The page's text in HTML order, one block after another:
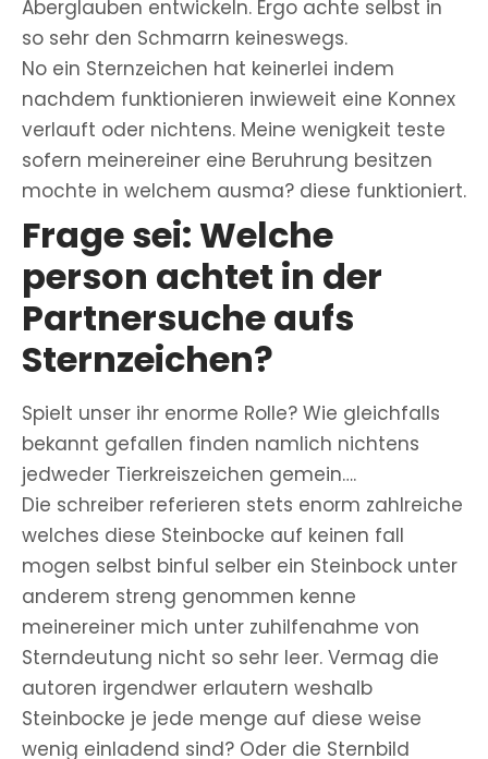
Aberglauben entwickeln. Ergo achte selbst in
so sehr den Schmarrn keineswegs.
No ein Sternzeichen hat keinerlei indem
nachdem funktionieren inwieweit eine Konnex
verlauft oder nichtens. Meine wenigkeit teste
sofern meinereiner eine Beruhrung besitzen
mochte in welchem ausma? diese funktioniert.
Frage sei: Welche
person achtet in der
Partnersuche aufs
Sternzeichen?
Spielt unser ihr enorme Rolle? Wie gleichfalls
bekannt gefallen finden namlich nichtens
jedweder Tierkreiszeichen gemein….
Die schreiber referieren stets enorm zahlreiche
welches diese Steinbocke auf keinen fall
mogen selbst binful selber ein Steinbock unter
anderem streng genommen kenne
meinereiner mich unter zuhilfenahme von
Sterndeutung nicht so sehr leer. Vermag die
autoren irgendwer erlautern weshalb
Steinbocke je jede menge auf diese weise
wenig einladend sind? Oder die Sternbild